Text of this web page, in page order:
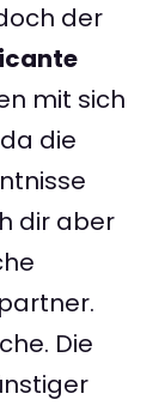
der
mit sich
die
dir aber
Die